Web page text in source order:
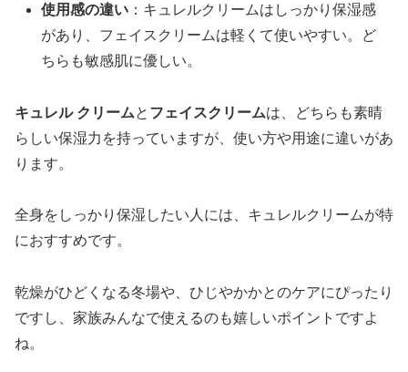
使用感の違い ：キュレルクリームはしっかり保湿感
があり、フェイスクリームは軽くて使いやすい。ど
ちらも敏感肌に優しい​。
キュレル クリームと フェイスクリームは、どちらも素晴
らしい保湿力を持っていますが、使い方や用途に違いがあ
ります。
全身をしっかり保湿したい人には、キュレルクリームが特
におすすめです。
乾燥がひどくなる冬場や、ひじやかかとのケアにぴったり
ですし、家族みんなで使えるのも嬉しいポイントですよ
ね。